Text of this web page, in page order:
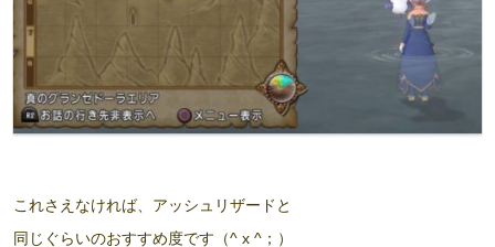
これさえなければ、アッシュリザードと
同じぐらいのおすすめ度です（^ x ^；）